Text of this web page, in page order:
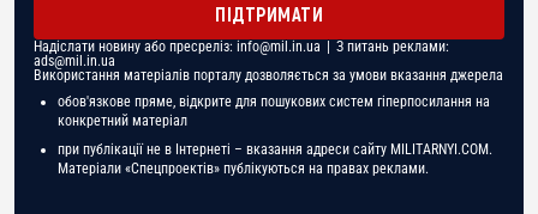
ПІДТРИМАТИ
Надіслати новину або пресреліз: info@mil.in.ua | З питань реклами:
ads@mil.in.ua
Використання матеріалів порталу дозволяється за умови вказання джерела
обов'язкове пряме, відкрите для пошукових систем гіперпосилання на
конкретний матеріал
при публікації не в Інтернеті – вказання адреси сайту MILITARNYI.COM.
Матеріали «Спецпроектів» публікуються на правах реклами.